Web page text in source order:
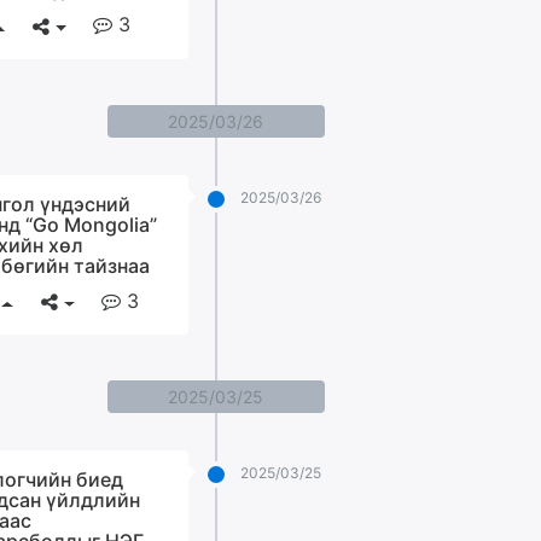
3
2025/03/26
2025/03/26
үндэсний
“Go Mongolia”
хөл
тайзнаа
3
2025/03/25
2025/03/25
биед
үйлдлийн